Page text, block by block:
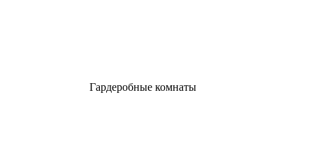
Гардеробные комнаты